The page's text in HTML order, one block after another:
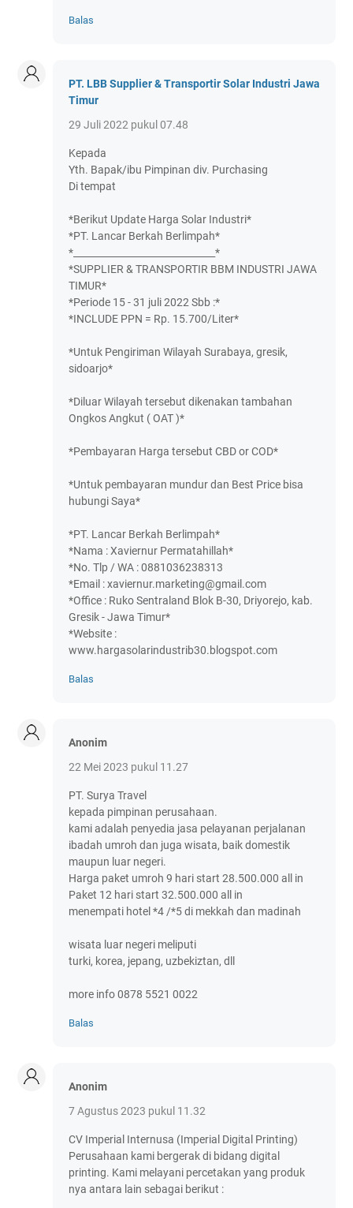
Balas
PT. LBB Supplier & Transportir Solar Industri Jawa
Timur
29 Juli 2022 pukul 07.48
Kepada
Yth. Bapak/ibu Pimpinan div. Purchasing
Di tempat
*Berikut Update Harga Solar Industri*
*PT. Lancar Berkah Berlimpah*
*______________________________*
*SUPPLIER & TRANSPORTIR BBM INDUSTRI JAWA
TIMUR*
*Periode 15 - 31 juli 2022 Sbb :*
*INCLUDE PPN = Rp. 15.700/Liter*
*Untuk Pengiriman Wilayah Surabaya, gresik,
sidoarjo*
*Diluar Wilayah tersebut dikenakan tambahan
Ongkos Angkut ( OAT )*
*Pembayaran Harga tersebut CBD or COD*
*Untuk pembayaran mundur dan Best Price bisa
hubungi Saya*
*PT. Lancar Berkah Berlimpah*
*Nama : Xaviernur Permatahillah*
*No. Tlp / WA : 0881036238313
*Email : xaviernur.marketing@gmail.com
*Office : Ruko Sentraland Blok B-30, Driyorejo, kab.
Gresik - Jawa Timur*
*Website :
www.hargasolarindustrib30.blogspot.com
Balas
Anonim
22 Mei 2023 pukul 11.27
PT. Surya Travel
kepada pimpinan perusahaan.
kami adalah penyedia jasa pelayanan perjalanan
ibadah umroh dan juga wisata, baik domestik
maupun luar negeri.
Harga paket umroh 9 hari start 28.500.000 all in
Paket 12 hari start 32.500.000 all in
menempati hotel *4 /*5 di mekkah dan madinah
wisata luar negeri meliputi
turki, korea, jepang, uzbekiztan, dll
more info 0878 5521 0022
Balas
Anonim
7 Agustus 2023 pukul 11.32
CV Imperial Internusa (Imperial Digital Printing)
Perusahaan kami bergerak di bidang digital
printing. Kami melayani percetakan yang produk
nya antara lain sebagai berikut :